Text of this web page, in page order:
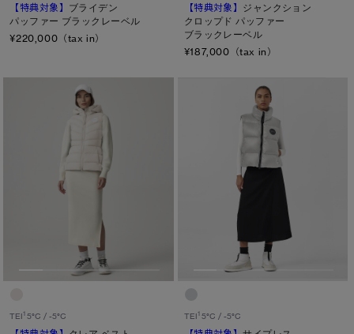
【特典対象】 ブライデン
パッファー ブラックレーベル
¥220,000（tax in）
【特典対象】 ジャンクション
クロップド パッファー
ブラックレーベル
¥187,000（tax in）
TEI1 5°C / -5°C TEI15°C / -5°C